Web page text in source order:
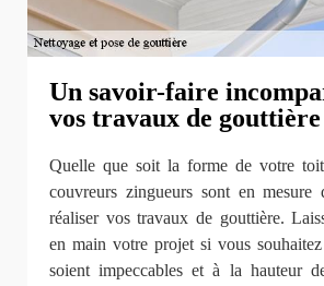
Un savoir-faire
vos travaux de gouttière
Quelle que soit la forme de votre
couvreurs zingueurs sont en mesure
réaliser vos travaux de gouttière.
en main votre projet si vous
soient impeccables et à la hauteur